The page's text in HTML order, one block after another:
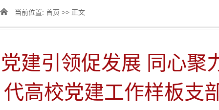
当前位置: 首页 >> 正文
党建引领促发展 同心
代高校党建工作样板支